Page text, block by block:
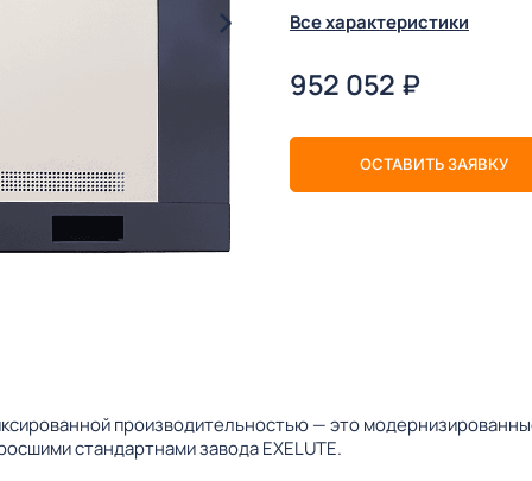
Все характеристики
952 052 ₽
ОСТАВИТЬ ЗАЯВКУ
производительностью — это
стандартнами завода EXELUTE.